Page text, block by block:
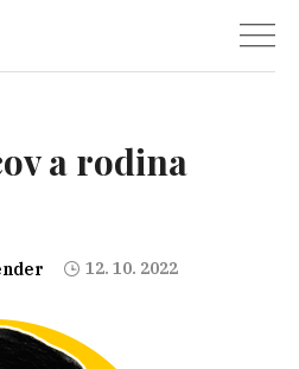
a rodina
12. 10. 2022